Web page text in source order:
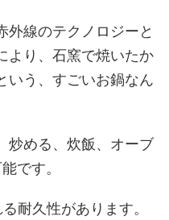
外線のテクノロジーと
より、石窯で焼いたか
いう、すごいお鍋なん
炒める、炊飯、オーブ
です。
耐久性があります。